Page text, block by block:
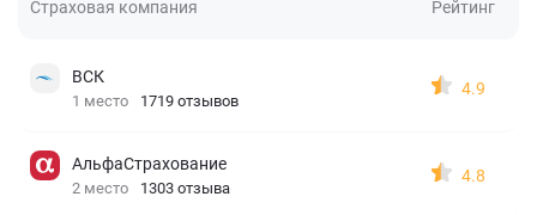
Страховая компания Рейтинг
ВСК
1 место 1719 отзывов
4.9
АльфаСтрахование
2 место 1303 отзыва
4.8